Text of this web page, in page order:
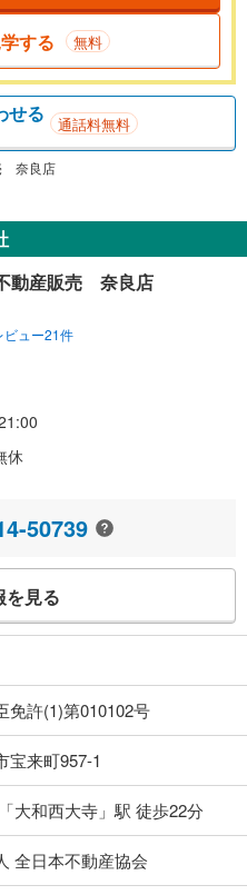
する 無料
せる 通話料無料
奈良店
動産販売 奈良店
ビュー21件
休
50739
を見る
免許(1)第010102号
宝来町957-1
大和西大寺」駅 徒歩22分
全日本不動産協会